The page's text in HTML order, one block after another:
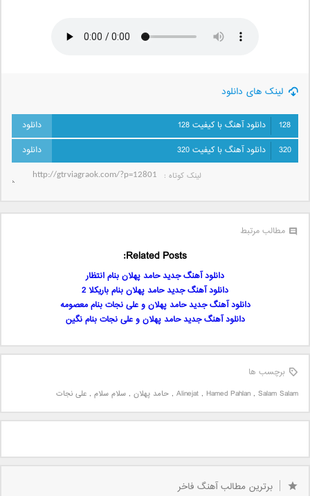
لینک های دانلود
128
دانلود آهنگ با کیفیت 128
320
دانلود آهنگ با کیفیت 320
لینک کوتاه‌ :
مطالب مرتبط
Related Posts:
دانلود آهنگ جدید حامد پهلان بنام انتظار
دانلود آهنگ جدید حامد پهلان بنام باریکلا 2
دانلود آهنگ جدید حامد پهلان و علی نجات بنام معصومه
دانلود آهنگ جدید حامد پهلان و علی نجات بنام نگین
برچسب ها
Alinejat , Hamed Pahlan , Salam Salam
, حامد پهلان , سلام سلام , علی نجات
برترین مطالب آهنگ فاخر